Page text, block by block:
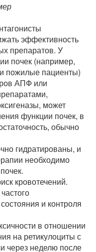
эффективность
препаратов. У
почек (например,
пожилые пациенты)
АПФ или
может
функции почек, в
обычно
гидратированы, и
необходимо
кровотечений.
и контроля
в отношении
на ретикулоциты с
через неделю после